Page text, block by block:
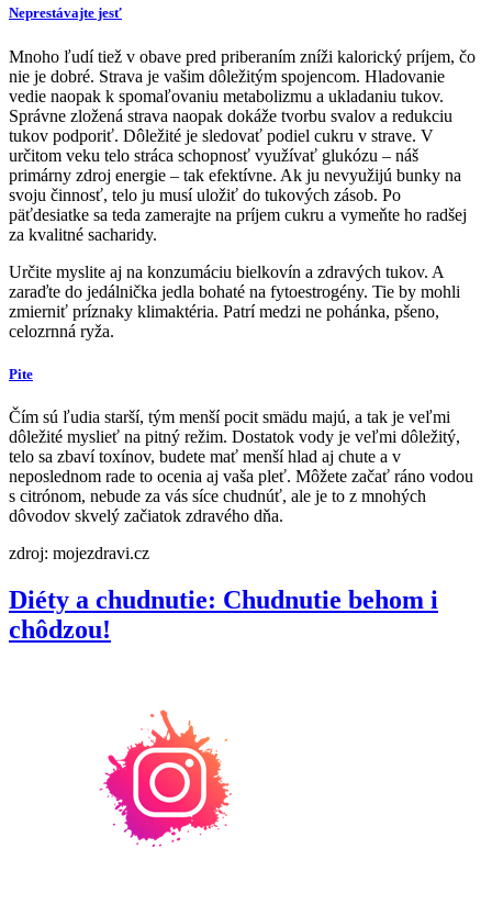
Neprestávajte jesť
Mnoho ľudí tiež v obave pred priberaním zníži kalorický príjem, čo
nie je dobré. Strava je vašim dôležitým spojencom. Hladovanie
vedie naopak k spomaľovaniu metabolizmu a ukladaniu tukov.
Správne zložená strava naopak dokáže tvorbu svalov a redukciu
tukov podporiť. Dôležité je sledovať podiel cukru v strave. V
určitom veku telo stráca schopnosť využívať glukózu – náš
primárny zdroj energie – tak efektívne. Ak ju nevyužijú bunky na
svoju činnosť, telo ju musí uložiť do tukových zásob. Po
päťdesiatke sa teda zamerajte na príjem cukru a vymeňte ho radšej
za kvalitné sacharidy.
Určite myslite aj na konzumáciu bielkovín a zdravých tukov. A
zaraďte do jedálnička jedla bohaté na fytoestrogény. Tie by mohli
zmierniť príznaky klimaktéria. Patrí medzi ne pohánka, pšeno,
celozrnná ryža.
Pite
Čím sú ľudia starší, tým menší pocit smädu majú, a tak je veľmi
dôležité myslieť na pitný režim. Dostatok vody je veľmi dôležitý,
telo sa zbaví toxínov, budete mať menší hlad aj chute a v
neposlednom rade to ocenia aj vaša pleť. Môžete začať ráno vodou
s citrónom, nebude za vás síce chudnúť, ale je to z mnohých
dôvodov skvelý začiatok zdravého dňa.
zdroj: mojezdravi.cz
Diéty a chudnutie: Chudnutie behom i
chôdzou!